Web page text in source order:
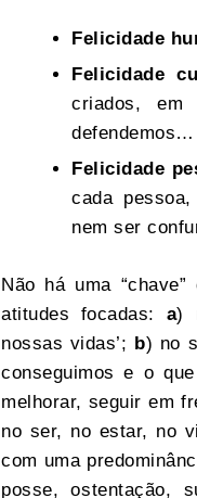
Felicidade
Felicidade
criados,
defendemos…
Felicidade
cada
nem ser
Não há uma
atitudes focadas: a)
nossas vidas’; b) no
conseguimos e o
melhorar, seguir em
no ser, no estar, no
com uma
posse, ostentação,